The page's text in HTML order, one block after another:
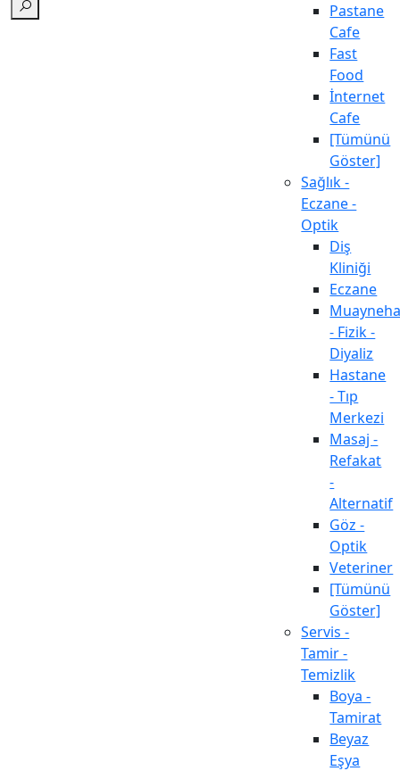
Pastane
Cafe
Fast
Food
İnternet
Cafe
[Tümünü
Göster]
Sağlık -
Eczane -
Optik
Diş
Kliniği
Eczane
- Fizik -
Diyaliz
Hastane
- Tıp
Merkezi
Masaj -
Refakat
-
Alternatif
Göz -
Optik
Veteriner
[Tümünü
Göster]
Servis -
Tamir -
Temizlik
Boya -
Tamirat
Beyaz
Eşya